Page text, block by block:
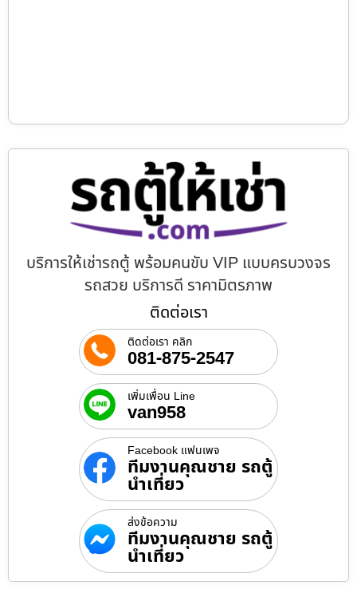
บริการให้เช่ารถตู้ พร้อมคนขับ VIP แบบครบวงจร
รถสวย บริการดี ราคามิตรภาพ
ติดต่อเรา
ติดต่อเรา คลิก
081-875-2547
เพิ่มเพื่อน Line
van958
Facebook แฟนเพจ
ทีมงานคุณชาย รถตู้
นำเที่ยว
ส่งข้อความ
ทีมงานคุณชาย รถตู้
นำเที่ยว